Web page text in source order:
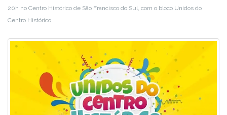
20h no Centro Histórico de São Francisco do Sul, com o bloco Unidos do
Centro Histórico.